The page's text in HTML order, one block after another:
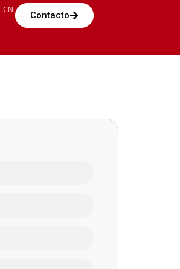
CN
Contacto